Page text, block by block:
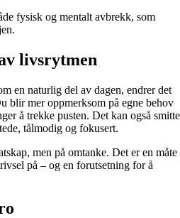
fysisk og mentalt avbrekk, som
livsrytmen
en naturlig del av dagen, endrer det
blir mer oppmerksom på egne behov
å trekke pusten. Det kan også smitte
tålmodig og fokusert.
men på omtanke. Det er en måte
på – og en forutsetning for å